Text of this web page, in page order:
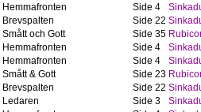
Hemmafronten
Side 4
Brevspalten
Side 22
Smått och Gott
Side 35
Hemmafronten
Side 4
Hemmafronten
Side 4
Smått & Gott
Side 23
Brevspalten
Side 22
Ledaren
Side 3